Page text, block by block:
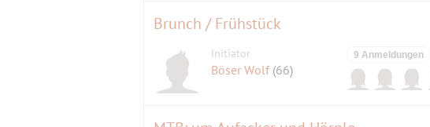
Brunch / Frühstück
Initiator
Böser Wolf (66)
9 Anmeldungen